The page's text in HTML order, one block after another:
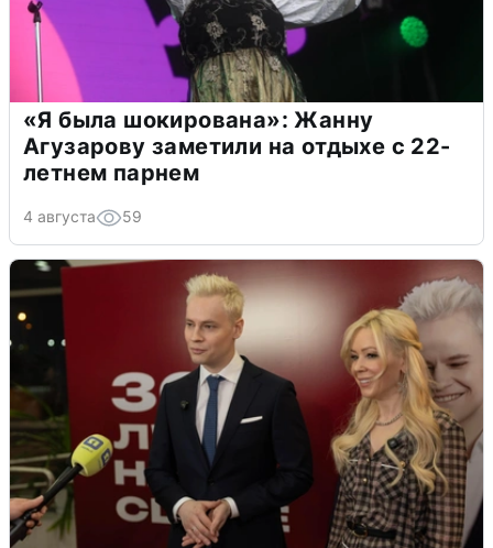
«Я была шокирована»: Жанну
Агузарову заметили на отдыхе с 22-
летнем парнем
4 августа 59